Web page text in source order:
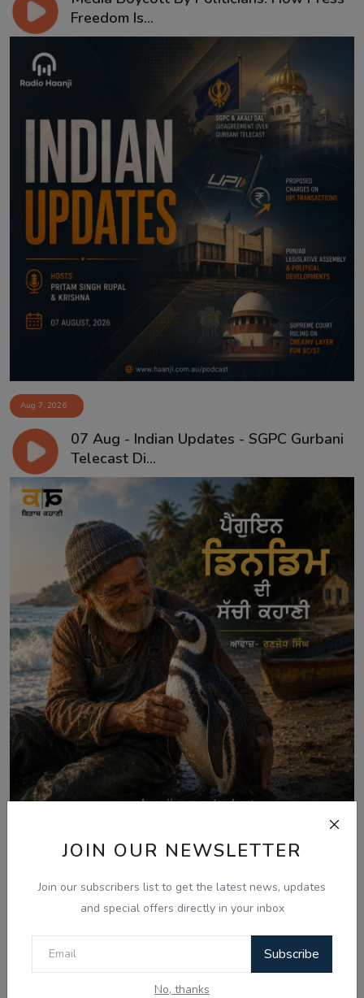
JOIN OUR NEWSLETTER
Join our subscribers list to get the latest news, updates
and special offers directly in your inbox
Subscribe
No, thanks
Freedom Is...
Aug 7, 2026
07 Aug - Indian Updates - SGPC Gurbani
Telecast Di...
Aug 7, 2026
ਪੈਂਗੁਇਨ ਡਿਨਡਿਮ ਦੀ ਸੱਚੀ ਕਹਾਣੀ - Punjabi
Comments